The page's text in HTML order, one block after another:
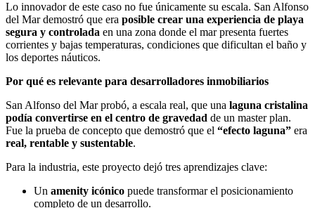
Lo innovador de este caso no fue únicamente su escala. San Alfonso
del Mar demostró que era posible crear una experiencia de playa
segura y controlada en una zona donde el mar presenta fuertes
corrientes y bajas temperaturas, condiciones que dificultan el baño y
los deportes náuticos.
Por qué es relevante para desarrolladores inmobiliarios
San Alfonso del Mar probó, a escala real, que una laguna cristalina
podía convertirse en el centro de gravedad de un master plan.
Fue la prueba de concepto que demostró que el “efecto laguna” era
real, rentable y sustentable.
Para la industria, este proyecto dejó tres aprendizajes clave:
Un amenity icónico puede transformar el posicionamiento
completo de un desarrollo.